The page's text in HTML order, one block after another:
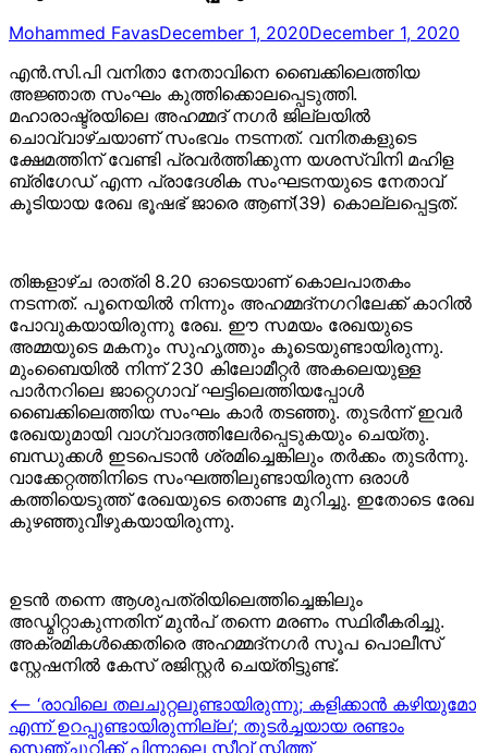
Mohammed FavasDecember 1, 2020December 1, 2020
എന്‍.സി.പി വനിതാ നേതാവിനെ ബൈക്കിലെത്തിയ
അജ്ഞാത സംഘം കുത്തിക്കൊലപ്പെടുത്തി.
മഹാരാഷ്ട്രയിലെ അഹമ്മദ് നഗര്‍ ജില്ലയില്‍
ചൊവ്വാഴ്ചയാണ് സംഭവം നടന്നത്. വനിതകളുടെ
ക്ഷേമത്തിന് വേണ്ടി പ്രവര്‍ത്തിക്കുന്ന യശസ്വിനി മഹിള
ബ്രിഗേഡ് എന്ന പ്രാദേശിക സംഘടനയുടെ നേതാവ്
കൂടിയായ രേഖ ഭൂഷഭ് ജാരെ ആണ്(39) കൊല്ലപ്പെട്ടത്.
തിങ്കളാഴ്ച രാത്രി 8.20 ഓടെയാണ് കൊലപാതകം
നടന്നത്. പൂനെയില്‍ നിന്നും അഹമ്മദ്നഗറിലേക്ക് കാറില്‍
പോവുകയായിരുന്നു രേഖ. ഈ സമയം രേഖയുടെ
അമ്മയുടെ മകനും സുഹൃത്തും കൂടെയുണ്ടായിരുന്നു.
മുംബൈയിൽ നിന്ന് 230 കിലോമീറ്റർ അകലെയുള്ള
പാർനറിലെ ജാറ്റെഗാവ് ഘട്ടിലെത്തിയപ്പോള്‍
ബൈക്കിലെത്തിയ സംഘം കാര്‍ തടഞ്ഞു. തുടര്‍ന്ന് ഇവര്‍
രേഖയുമായി വാഗ്വാദത്തിലേര്‍പ്പെടുകയും ചെയ്തു.
ബന്ധുക്കള്‍ ഇടപെടാന്‍ ശ്രമിച്ചെങ്കിലും തര്‍ക്കം തുടര്‍ന്നു.
വാക്കേറ്റത്തിനിടെ സംഘത്തിലുണ്ടായിരുന്ന ഒരാള്‍
കത്തിയെടുത്ത് രേഖയുടെ തൊണ്ട മുറിച്ചു. ഇതോടെ രേഖ
കുഴഞ്ഞുവീഴുകയായിരുന്നു.
ഉടന്‍ തന്നെ ആശുപത്രിയിലെത്തിച്ചെങ്കിലും
അഡ്മിറ്റാകുന്നതിന് മുന്‍പ് തന്നെ മരണം സ്ഥിരീകരിച്ചു.
അക്രമികള്‍ക്കെതിരെ അഹമ്മദ്നഗര്‍ സൂപ പൊലീസ്
സ്റ്റേഷനില്‍ കേസ് രജിസ്റ്റര്‍ ചെയ്തിട്ടുണ്ട്.
Post
navigation
⟵ ‘രാവിലെ തലചുറ്റലുണ്ടായിരുന്നു; കളിക്കാൻ കഴിയുമോ
എന്ന് ഉറപ്പുണ്ടായിരുന്നില്ല’; തുടർച്ചയായ രണ്ടാം
സെഞ്ചുറിക്ക് പിന്നാലെ സ്റ്റീവ് സ്മിത്ത്